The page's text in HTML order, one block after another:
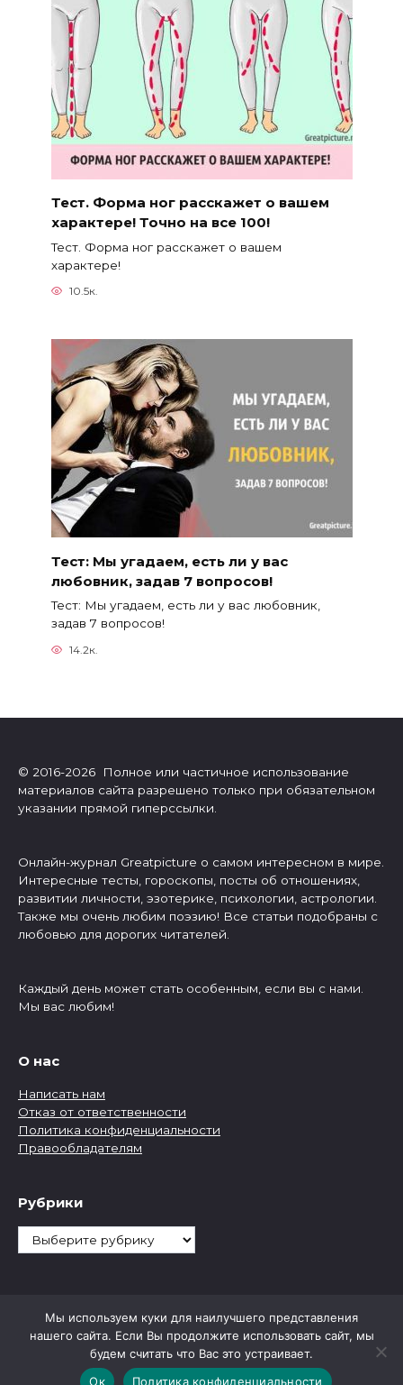
Тест. Форма ног расскажет о вашем
характере! Точно на все 100!
Тест. Форма ног расскажет о вашем
характере!
10.5к.
Тест: Мы угадаем, есть ли у вас
любовник, задав 7 вопросов!
Тест: Мы угадаем, есть ли у вас любовник,
задав 7 вопросов!
14.2к.
© 2016-2026 Полное или частичное использование
материалов сайта разрешено только при обязательном
указании прямой гиперссылки.
Онлайн-журнал Greatpicture о самом интересном в мире.
Интересные тесты, гороскопы, посты об отношениях,
развитии личности, эзотерике, психологии, астрологии.
Также мы очень любим поэзию! Все статьи подобраны с
любовью для дорогих читателей.
Каждый день может стать особенным, если вы с нами.
Мы вас любим!
О нас
Написать нам
Отказ от ответственности
Политика конфиденциальности
Правообладателям
Рубрики
Рубрики
Мы используем куки для наилучшего представления
нашего сайта. Если Вы продолжите использовать сайт, мы
будем считать что Вас это устраивает.
Ок
Политика конфиденциальности